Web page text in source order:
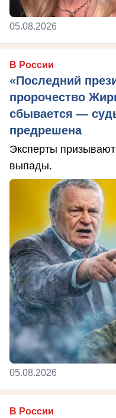
05.08.2026
В России
«Последний
пророчество
сбывается —
предрешена
Эксперты призывают
выпады.
05.08.2026
В России